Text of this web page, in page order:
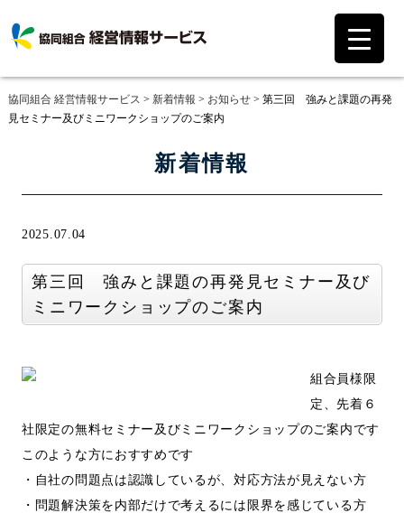
協同組合 経営情報サービス > 新着情報 > お知らせ> 第三回 強みと課題の再発
見セミナー及びミニワークショップのご案内
新着情報
2025.07.04
第三回 強みと課題の再発見セミナー及び
ミニワークショップのご案内
組合員様限
定、先着６
社限定の無料セミナー及びミニワークショップのご案内です
このような方におすすめです
・自社の問題点は認識しているが、対応方法が見えない方
・問題解決策を内部だけで考えるには限界を感じている方